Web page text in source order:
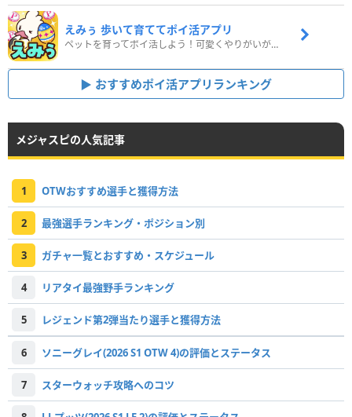
えみぅ 歩いて育ててポイ活アプリ
ペットを育ってポイ活しよう！可愛くやりがいがある新感覚アプリ
おすすめポイ活アプリランキング
メジャスピの人気記事
1 OTWおすすめ選手と獲得方法
2 最強選手ランキング・ポジション別
3 ガチャ一覧とおすすめ・スケジュール
4 リアタイ最強野手ランキング
5 レジェンド第2弾当たり選手と獲得方法
6 ソニーグレイ(2026 S1 OTW 4)の評価とステータス
7 スターウォッチ攻略へのコツ